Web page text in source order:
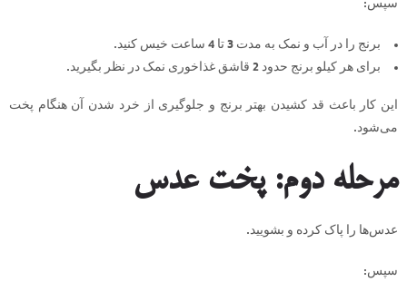
سپس:
برنج را در آب و نمک به مدت 3 تا 4 ساعت خیس کنید.
برای هر کیلو برنج حدود 2 قاشق غذاخوری نمک در نظر بگیرید.
این کار باعث قد کشیدن بهتر برنج و جلوگیری از خرد شدن آن هنگام پخت
می‌شود.
مرحله دوم: پخت عدس
عدس‌ها را پاک کرده و بشویید.
سپس: